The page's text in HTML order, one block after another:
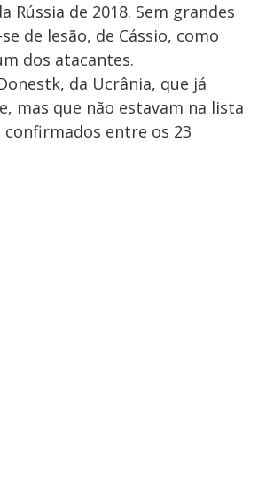
de 2018. Sem grandes
de lesão, de Cássio, como
dos atacantes.
da Ucrânia, que já
mas que não estavam na lista
entre os 23